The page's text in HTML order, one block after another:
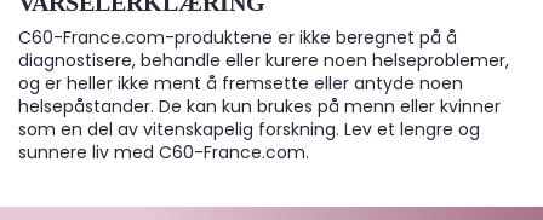
C60-France.com-produktene er ikke beregnet på å
diagnostisere, behandle eller kurere noen helseproblemer,
og er heller ikke ment å fremsette eller antyde noen
helsepåstander. De kan kun brukes på menn eller kvinner
som en del av vitenskapelig forskning. Lev et lengre og
sunnere liv med C60-France.com.